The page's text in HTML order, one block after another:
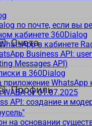
по почте, если вы
кабинете 360Dialog
в кабинете
Business API:
Messages API)
в 360Dialog
приложение WhatsApp
от 01.07.2025
API: создание и
на основании